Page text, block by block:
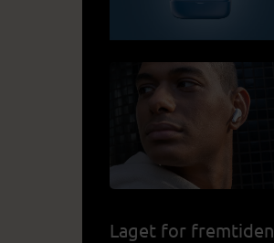
Laget for fremtiden